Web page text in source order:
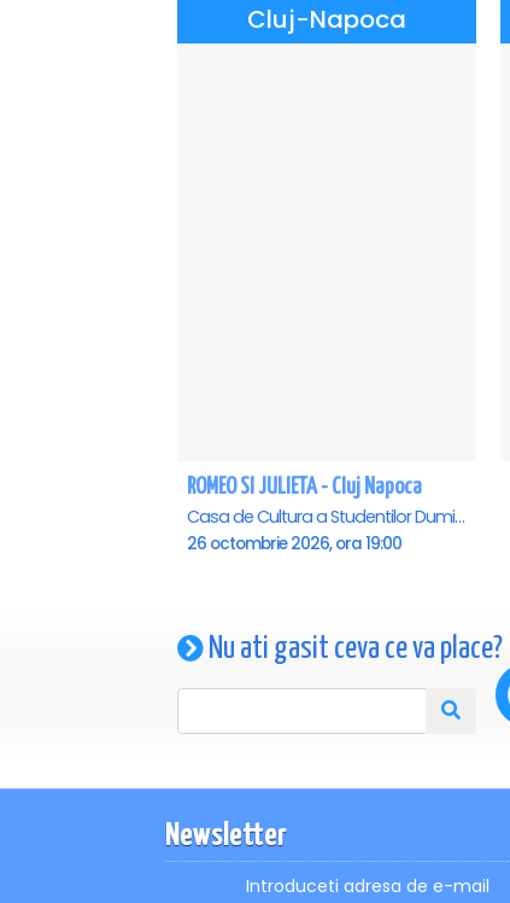
Cluj-Napoca
ROMEO SI JULIETA - Cluj Napoca
Casa de Cultura a Studentilor Dumitru Farcas, Cluj-Napoca
26 octombrie 2026, ora 19:00
Nu ati gasit ceva ce va place?
Newsletter
Introduceti adresa de e-mail